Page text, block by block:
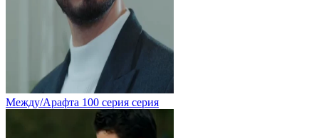
Между/Арафта 100 серия серия